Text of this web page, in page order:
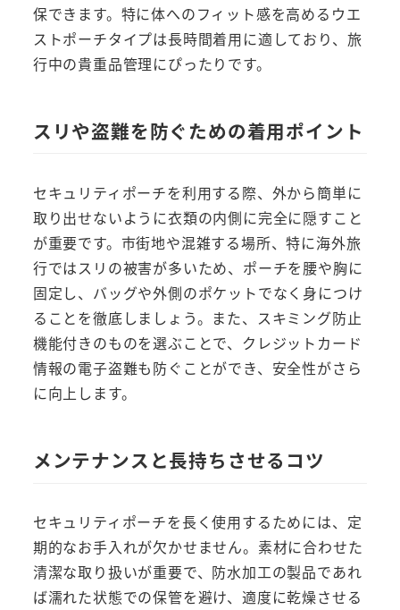
保できます。特に体へのフィット感を高めるウエ
ストポーチタイプは長時間着用に適しており、旅
行中の貴重品管理にぴったりです。
スリや盗難を防ぐための着用ポイント
セキュリティポーチを利用する際、外から簡単に
取り出せないように衣類の内側に完全に隠すこと
が重要です。市街地や混雑する場所、特に海外旅
行ではスリの被害が多いため、ポーチを腰や胸に
固定し、バッグや外側のポケットでなく身につけ
ることを徹底しましょう。また、スキミング防止
機能付きのものを選ぶことで、クレジットカード
情報の電子盗難も防ぐことができ、安全性がさら
に向上します。
メンテナンスと長持ちさせるコツ
セキュリティポーチを長く使用するためには、定
期的なお手入れが欠かせません。素材に合わせた
清潔な取り扱いが重要で、防水加工の製品であれ
ば濡れた状態での保管を避け、適度に乾燥させる